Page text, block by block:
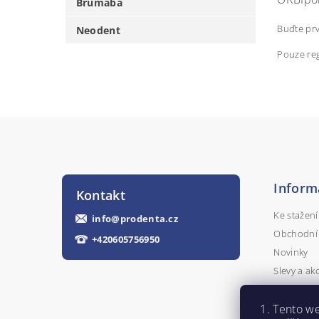
Neodent
Buďte
Pouze
Kontakt
info@prodenta.cz
+420605756950
Ke stažení
Novinky
Slevy a
Kontakty
Napište
Tento